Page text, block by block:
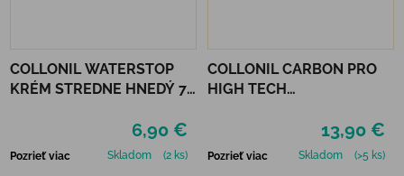
COLLONIL WATERSTOP
KRÉM STREDNE HNEDÝ 75
6,90 €
Pozrieť viac Skladom (2 ks)
COLLONIL CARBON PRO
HIGH TECH
13,90 €
Pozrieť viac Skladom (>5 ks)